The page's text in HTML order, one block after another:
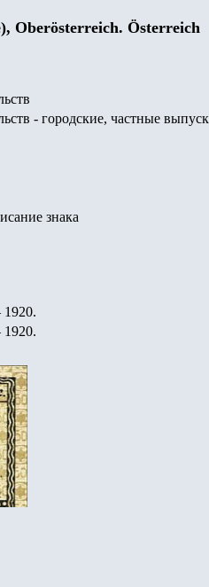
Oberösterreich. Österreich
- городские, частные
знака
.
.